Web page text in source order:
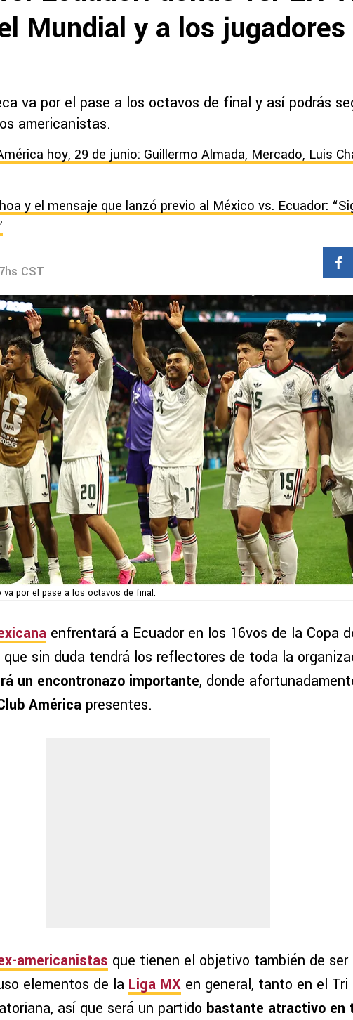
Mundial y a los jugadores
va por el pase a los octavos de final y así podrás
americanistas.
hoy, 29 de junio: Guillermo Almada, Mercado, Luis
y el mensaje que lanzó previo al México vs. Ecuador:
CST
va por el pase a los octavos de final.
enfrentará a Ecuador en los 16vos de la Copa
que sin duda tendrá los reflectores de toda la
un encontronazo importante, donde
América presentes.
americanistas que tienen el objetivo también de ser
elementos de la Liga MX en general, tanto en el Tri
así que será un partido bastante atractivo en